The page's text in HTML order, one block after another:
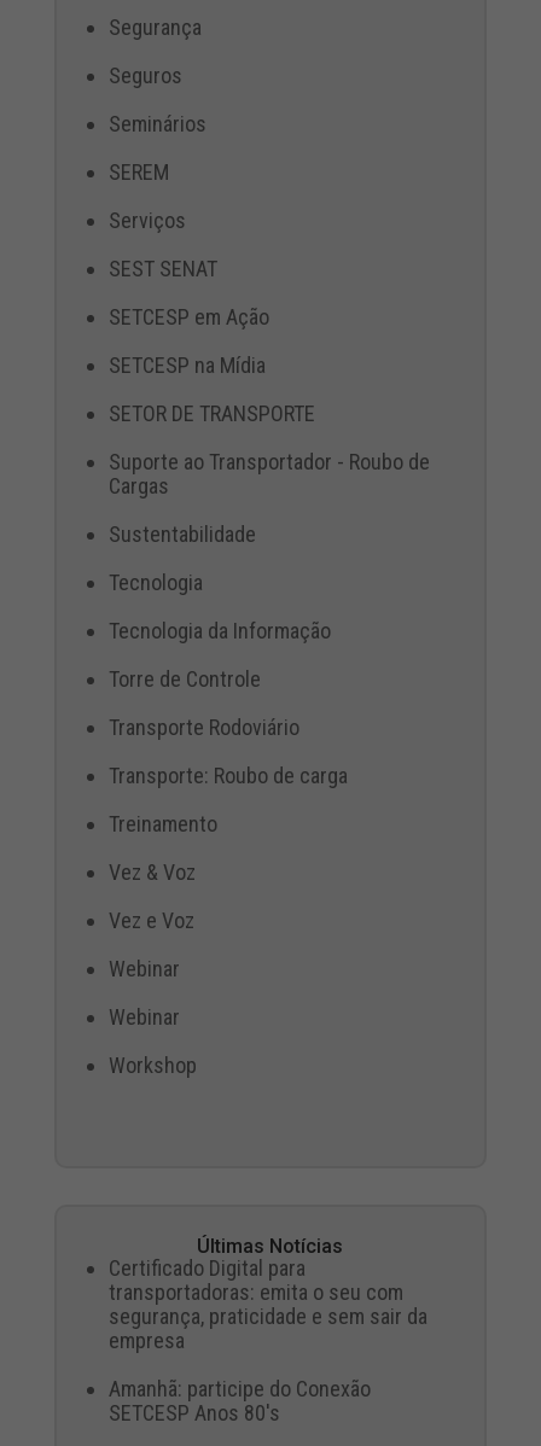
Segurança
Seguros
Seminários
SEREM
Serviços
SEST SENAT
SETCESP em Ação
SETCESP na Mídia
SETOR DE TRANSPORTE
Suporte ao Transportador - Roubo de
Cargas
Sustentabilidade
Tecnologia
Tecnologia da Informação
Torre de Controle
Transporte Rodoviário
Transporte: Roubo de carga
Treinamento
Vez & Voz
Vez e Voz
Webinar
Webinar
Workshop
Últimas Notícias
Certificado Digital para
transportadoras: emita o seu com
segurança, praticidade e sem sair da
empresa
Amanhã: participe do Conexão
SETCESP Anos 80's